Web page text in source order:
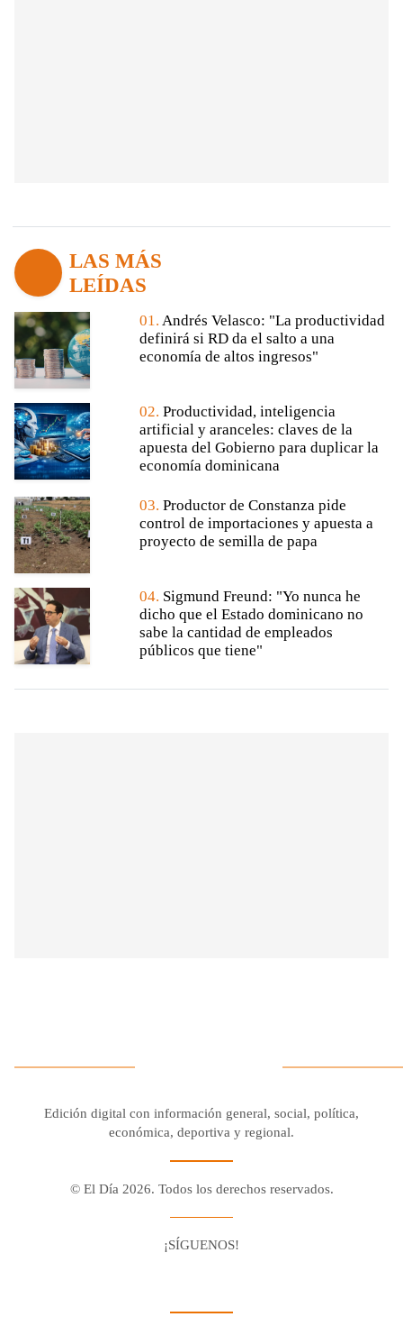
LAS MÁS
LEÍDAS
01. Andrés Velasco: "La productividad
definirá si RD da el salto a una
economía de altos ingresos"
02. Productividad, inteligencia
artificial y aranceles: claves de la
apuesta del Gobierno para duplicar la
economía dominicana
03. Productor de Constanza pide
control de importaciones y apuesta a
proyecto de semilla de papa
04. Sigmund Freund: "Yo nunca he
dicho que el Estado dominicano no
sabe la cantidad de empleados
públicos que tiene"
Edición digital con información general, social, política,
económica, deportiva y regional.
© El Día 2026. Todos los derechos reservados.
¡SÍGUENOS!